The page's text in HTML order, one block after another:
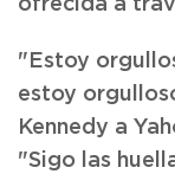
ofrecida a
"Estoy
estoy
Kennedy a
"Sigo las